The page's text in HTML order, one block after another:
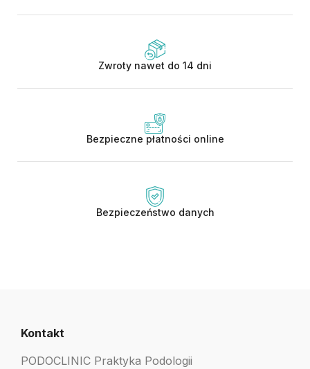
Zwroty nawet do 14 dni
Bezpieczne płatności online
Bezpieczeństwo danych
Kontakt
PODOCLINIC Praktyka Podologii